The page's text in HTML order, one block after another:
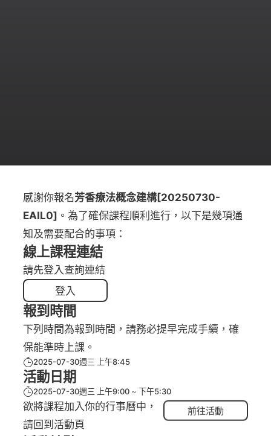
感謝你報名芳香療法概念建構[20250730-
EAIL0] 。為了確保課程順利進行，以下是幾項通
知及需要配合的事項：
線上課程連結
請先登入查詢連結
登入
報到時間
下列時間為報到時間，請務必提早完成手續，確
保能準時上課。
2025-07-30週三 上午8:45
活動日期
2025-07-30週三 上午9:00 下午5:30
欲將課程加入你的行事曆中，
請回到活動頁
前往活動